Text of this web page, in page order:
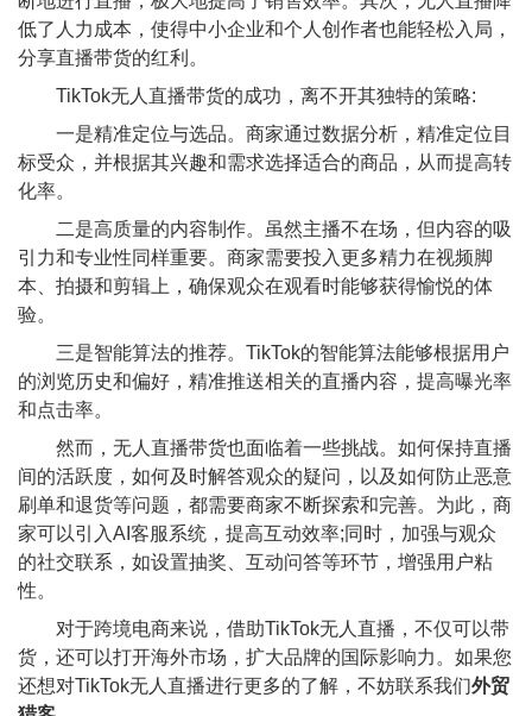
低了人力成本，使得中小企业和个人创作者也能轻松入局，
分享直播带货的红利。
TikTok无人直播带货的成功，离不开其独特的策略:
一是精准定位与选品。商家通过数据分析，精准定位目
标受众，并根据其兴趣和需求选择适合的商品，从而提高转
化率。
二是高质量的内容制作。虽然主播不在场，但内容的吸
引力和专业性同样重要。商家需要投入更多精力在视频脚
本、拍摄和剪辑上，确保观众在观看时能够获得愉悦的体
验。
三是智能算法的推荐。TikTok的智能算法能够根据用户
的浏览历史和偏好，精准推送相关的直播内容，提高曝光率
和点击率。
然而，无人直播带货也面临着一些挑战。如何保持直播
间的活跃度，如何及时解答观众的疑问，以及如何防止恶意
刷单和退货等问题，都需要商家不断探索和完善。为此，商
家可以引入AI客服系统，提高互动效率;同时，加强与观众
的社交联系，如设置抽奖、互动问答等环节，增强用户粘
性。
对于跨境电商来说，借助TikTok无人直播，不仅可以带
货，还可以打开海外市场，扩大品牌的国际影响力。如果您
还想对TikTok无人直播进行更多的了解，不妨联系我们外贸